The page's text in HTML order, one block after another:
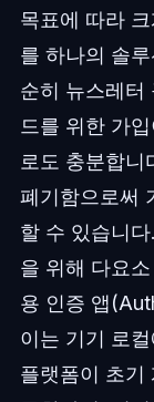
목표에 따라
를 하나의 솔
순히 뉴스레터
드를 위한 가
로도 충분합니
폐기함으로써
할 수 있습니
을 위해 다요
용 인증 앱
이는 기기 로
플랫폼이 초기